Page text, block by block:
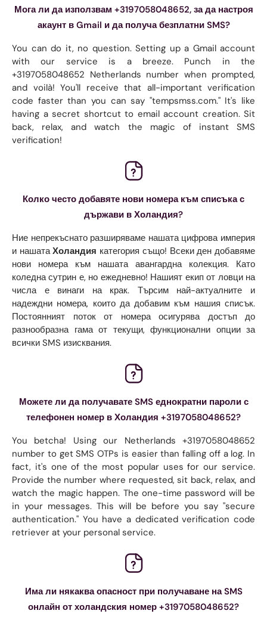
Мога ли да използвам +3197058048652, за да настроя
акаунт в Gmail и да получа безплатни SMS?
You can do it, no question. Setting up a Gmail account
with our service is a breeze. Punch in the
+3197058048652 Netherlands number when prompted,
and voilà! You'll receive that all-important verification
code faster than you can say "tempsmss.com." It's like
having a secret shortcut to email account creation. Sit
back, relax, and watch the magic of instant SMS
verification!
Колко често добавяте нови номера към списъка с
държави в Холандия?
Ние непрекъснато разширяваме нашата цифрова империя
и нашатаХоландия категория също! Всеки ден добавяме
нови номера към нашата авангардна колекция. Като
коледна сутрин е, но ежедневно! Нашият екип от ловци на
числа е винаги на крак. Търсим най-актуалните и
надеждни номера, които да добавим към нашия списък.
Постоянният поток от номера осигурява достъп до
разнообразна гама от текущи, функционални опции за
всички SMS изисквания.
Можете ли да получавате SMS еднократни пароли с
телефонен номер в Холандия +3197058048652?
You betcha! Using our Netherlands +3197058048652
number to get SMS OTPs is easier than falling off a log. In
fact, it's one of the most popular uses for our service.
Provide the number where requested, sit back, relax, and
watch the magic happen. The one-time password will be
in your messages. This will be before you say "secure
authentication." You have a dedicated verification code
retriever at your personal service.
Има ли някаква опасност при получаване на SMS
онлайн от холандския номер +3197058048652?